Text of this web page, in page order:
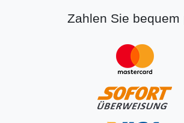
Zahlen Sie bequem